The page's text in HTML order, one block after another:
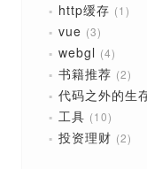
http缓存 1
vue 3
webgl 4
书籍推荐 2
代码之外的生
工具 10
投资理财 2